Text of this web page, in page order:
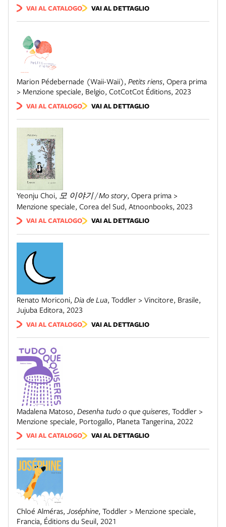
VAI AL CATALOGO VAI AL DETTAGLIO
Marion Pédebernade (Waii-Waii), Petits riens, Opera prima
> Menzione speciale, Belgio, CotCotCot Éditions, 2023
VAI AL CATALOGO VAI AL DETTAGLIO
Yeonju Choi, 모 이야기 / Mo story, Opera prima >
Menzione speciale, Corea del Sud, Atnoonbooks, 2023
VAI AL CATALOGO VAI AL DETTAGLIO
Renato Moriconi, Dia de Lua, Toddler > Vincitore, Brasile,
Jujuba Editora, 2023
VAI AL CATALOGO VAI AL DETTAGLIO
Madalena Matoso, Desenha tudo o que quiseres, Toddler >
Menzione speciale, Portogallo, Planeta Tangerina, 2022
VAI AL CATALOGO VAI AL DETTAGLIO
Chloé Alméras,Joséphine, Toddler > Menzione speciale,
Francia, Éditions du Seuil, 2021